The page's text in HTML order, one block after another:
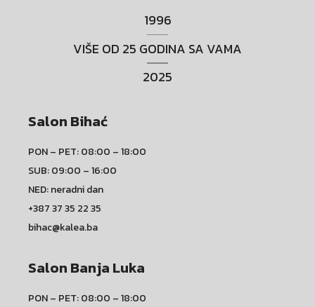
1996
VIŠE OD 25 GODINA SA VAMA
2025
Salon Bihać
PON – PET: 08:00 – 18:00
SUB: 09:00 – 16:00
NED: neradni dan
+387 37 35 22 35
bihac@kalea.ba
Salon Banja Luka
PON – PET: 08:00 – 18:00